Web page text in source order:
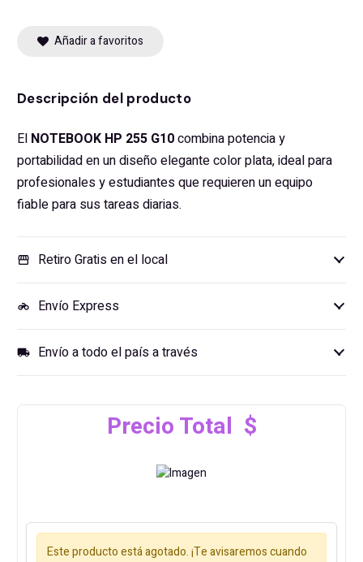
Añadir a favoritos
Descripción del producto
El NOTEBOOK HP 255 G10combina potencia y
portabilidad en un diseño elegante color plata, ideal para
profesionales y estudiantes que requieren un equipo
fiable para sus tareas diarias.
storefront Retiro Gratis en el local
motorcycle Envío Express
local_shipping Envío a todo el país a través
Precio Total $
Este producto está agotado. ¡Te avisaremos cuando